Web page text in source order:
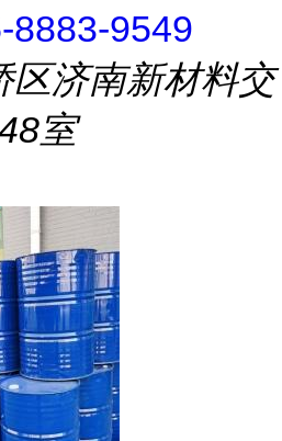
8883-9549
区济南新材料交
室